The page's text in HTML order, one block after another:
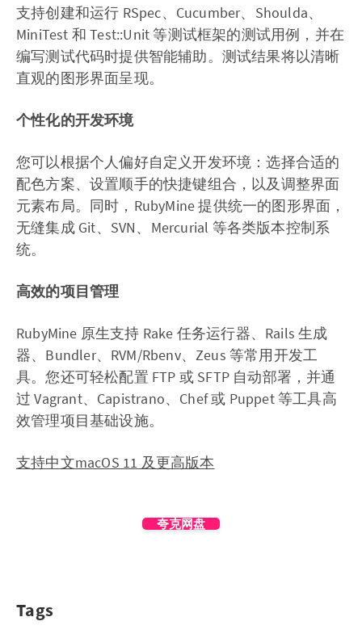
支持创建和运行 RSpec、Cucumber、Shoulda、
MiniTest 和 Test::Unit 等测试框架的测试用例，并在
编写测试代码时提供智能辅助。测试结果将以清晰
直观的图形界面呈现。
个性化的开发环境
您可以根据个人偏好自定义开发环境：选择合适的
配色方案、设置顺手的快捷键组合，以及调整界面
元素布局。同时，RubyMine 提供统一的图形界面，
无缝集成 Git、SVN、Mercurial 等各类版本控制系
统。
高效的项目管理
RubyMine 原生支持 Rake 任务运行器、Rails 生成
器、Bundler、RVM/Rbenv、Zeus 等常用开发工
具。您还可轻松配置 FTP 或 SFTP 自动部署，并通
过 Vagrant、Capistrano、Chef 或 Puppet 等工具高
效管理项目基础设施。
支持中文macOS 11 及更高版本
夸克网盘
Tags